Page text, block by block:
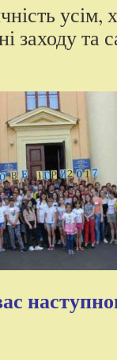
усім,
заходу